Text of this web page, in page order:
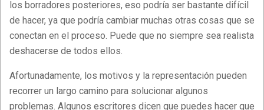
los borradores posteriores, eso podría ser bastante difícil
de hacer, ya que podría cambiar muchas otras cosas que se
conectan en el proceso. Puede que no siempre sea realista
deshacerse de todos ellos.
Afortunadamente, los motivos y la representación pueden
recorrer un largo camino para solucionar algunos
problemas. Algunos escritores dicen que puedes hacer que